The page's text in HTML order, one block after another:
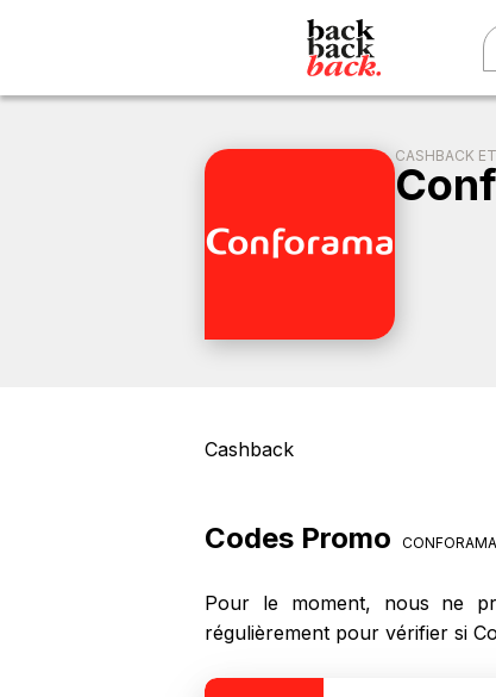
CASHBACK
Cashback
Codes Promo CONFORAMA
Pour le moment, nous ne
régulièrement pour vérifier si